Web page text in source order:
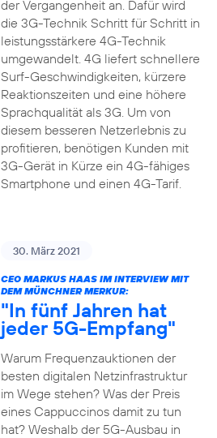
der Vergangenheit an. Dafür wird
die 3G-Technik Schritt für Schritt in
leistungsstärkere 4G-Technik
umgewandelt. 4G liefert schnellere
Surf-Geschwindigkeiten, kürzere
Reaktionszeiten und eine höhere
Sprachqualität als 3G. Um von
diesem besseren Netzerlebnis zu
profitieren, benötigen Kunden mit
3G-Gerät in Kürze ein 4G-fähiges
Smartphone und einen 4G-Tarif.
30. März 2021
CEO MARKUS HAAS IM INTERVIEW MIT
DEM MÜNCHNER MERKUR:
"In fünf Jahren hat
jeder 5G-Empfang"
Warum Frequenzauktionen der
besten digitalen Netzinfrastruktur
im Wege stehen? Was der Preis
eines Cappuccinos damit zu tun
hat? Weshalb der 5G-Ausbau in